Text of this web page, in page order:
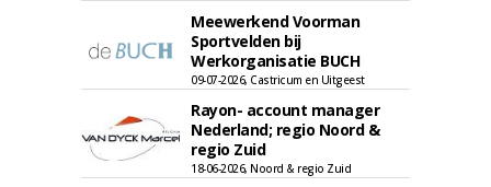
Meewerkend Voorman
Sportvelden bij
Werkorganisatie BUCH
09-07-2026, Castricum en Uitgeest
Rayon- account manager
Nederland; regio Noord &
regio Zuid
18-06-2026, Noord & regio Zuid